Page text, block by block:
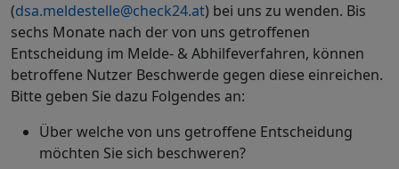
(dsa.meldestelle@check24.at) bei uns zu wenden. Bis
sechs Monate nach der von uns getroffenen
Entscheidung im Melde- & Abhilfeverfahren, können
betroffene Nutzer Beschwerde gegen diese einreichen.
Bitte geben Sie dazu Folgendes an:
Über welche von uns getroffene Entscheidung
möchten Sie sich beschweren?